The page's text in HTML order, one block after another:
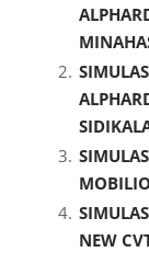
NEW